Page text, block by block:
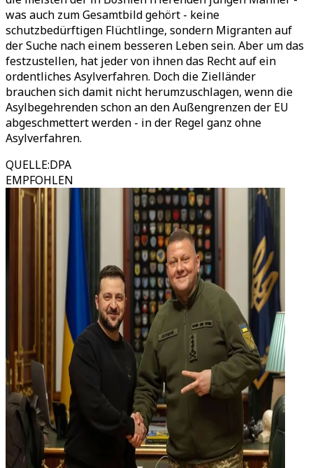
was auch zum Gesamtbild gehört - keine
schutzbedürftigen Flüchtlinge, sondern Migranten auf
der Suche nach einem besseren Leben sein. Aber um das
festzustellen, hat jeder von ihnen das Recht auf ein
ordentliches Asylverfahren. Doch die Zielländer
brauchen sich damit nicht herumzuschlagen, wenn die
Asylbegehrenden schon an den Außengrenzen der EU
abgeschmettert werden - in der Regel ganz ohne
Asylverfahren.
QUELLE:DPA
EMPFOHLEN